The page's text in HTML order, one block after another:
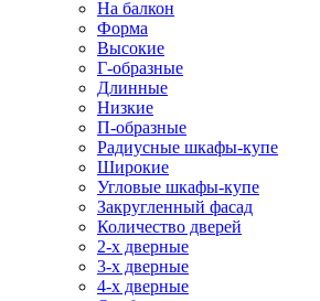
На балкон
Форма
Высокие
Г-образные
Длинные
Низкие
П-образные
Радиусные шкафы-купе
Широкие
Угловые шкафы-купе
Закругленный фасад
Количество дверей
2-х дверные
3-х дверные
4-х дверные